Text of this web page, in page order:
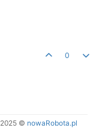
0
2025 © nowaRobota.pl